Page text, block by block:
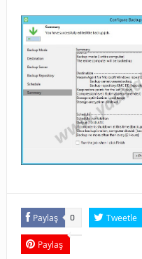
Paylaş 0 Tweetle
Paylaş